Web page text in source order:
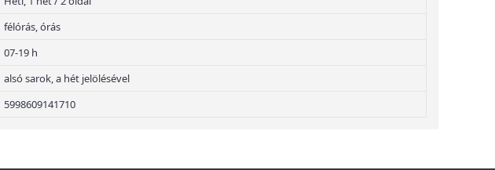
félórás, órás
07-19 h
alsó sarok, a hét jelölésével
5998609141710